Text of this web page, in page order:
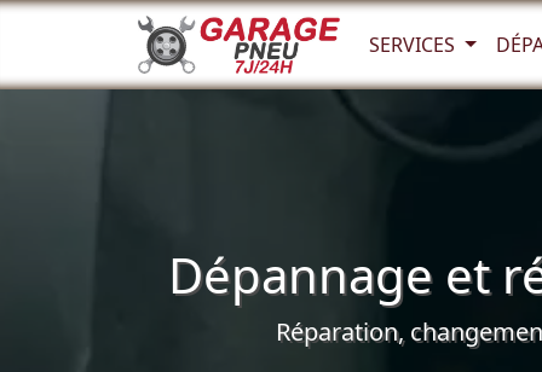
SERVICES
Dépannage et
Réparation,